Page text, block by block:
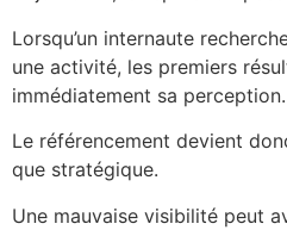
Lorsqu’un internaute
une activité, les premiers
immédiatement sa perception.
Le référencement devient
que stratégique.
Une mauvaise visibilité peut